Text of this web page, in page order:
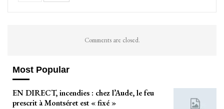
Comments are closed.
Most Popular
EN DIRECT, incendies : chez l’Aude, le feu
prescrit à Montséret est « fixé »